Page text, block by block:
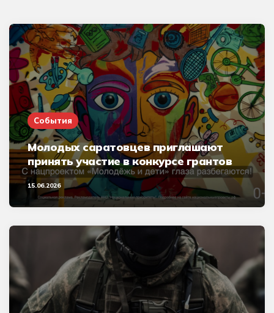
События
Молодых саратовцев приглашают
принять участие в конкурсе грантов
15.06.2026